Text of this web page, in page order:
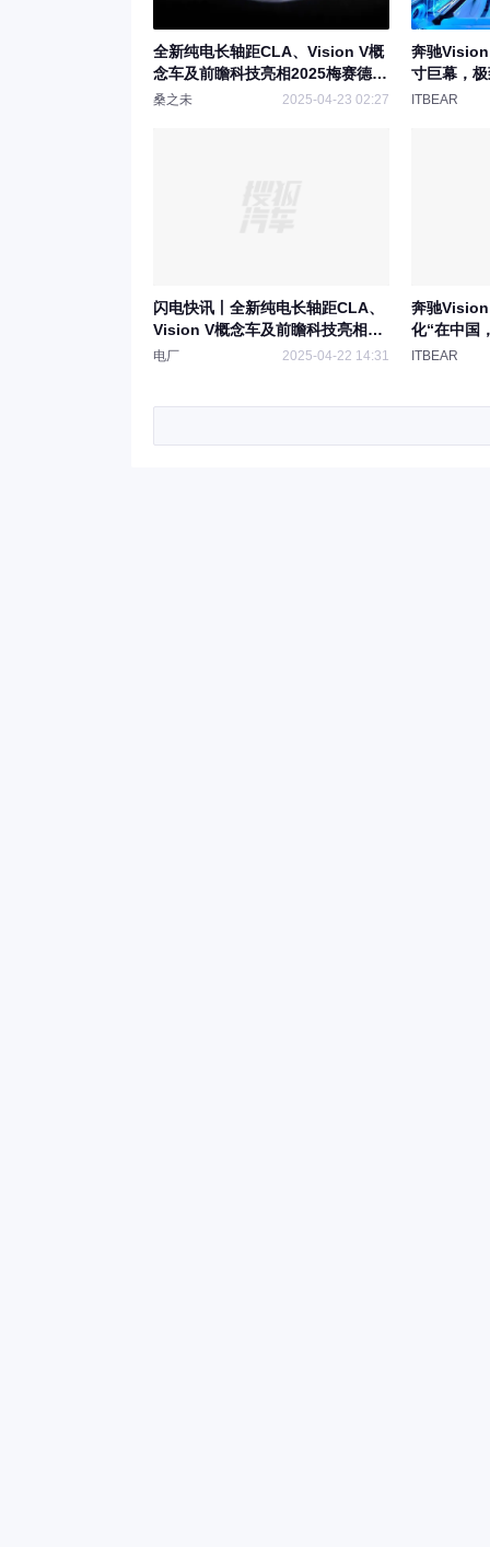
全新纯电长轴距CLA、Vision V概
念车及前瞻科技亮相2025梅赛德
斯-奔驰品牌科技日
桑之未 2025-04-23 02:27
奔驰Vision
寸巨幕，
ITBEAR
闪电快讯丨全新纯电长轴距CLA、
Vision V概念车及前瞻科技亮相奔
驰品牌科技日
电厂 2025-04-22 14:31
奔驰Vision
化“在中国
ITBEAR